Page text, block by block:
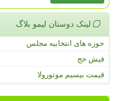
لینک دوستان لیمو بلاگ
حوزه های انتخابیه مجلس
فیش حج
قیمت بیسیم موتورولا